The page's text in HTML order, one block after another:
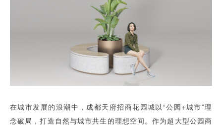
在城市发展的浪潮中，成都天府招商花园城以“公园+城市”理
念破局，打造自然与城市共生的理想空间。作为超大型公园商